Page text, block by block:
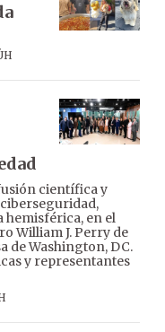
científica y
ciberseguridad,
en el
William J. Perry de
de Washington, DC.
y representantes